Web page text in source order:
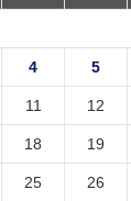
4 5
11 12
18 19
25 26